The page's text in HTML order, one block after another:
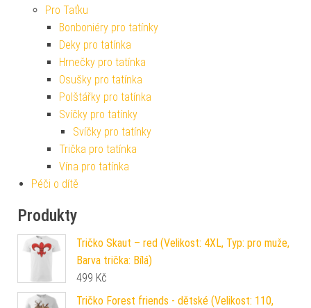
Pro Taťku
Bonboniéry pro tatínky
Deky pro tatínka
Hrnečky pro tatínka
Osušky pro tatínka
Polštářky pro tatínka
Svíčky pro tatínky
Svíčky pro tatínky
Trička pro tatínka
Vína pro tatínka
Péči o dítě
Produkty
Tričko Skaut – red (Velikost: 4XL, Typ: pro muže,
Barva trička: Bílá)
499 Kč
Tričko Forest friends - dětské (Velikost: 110,